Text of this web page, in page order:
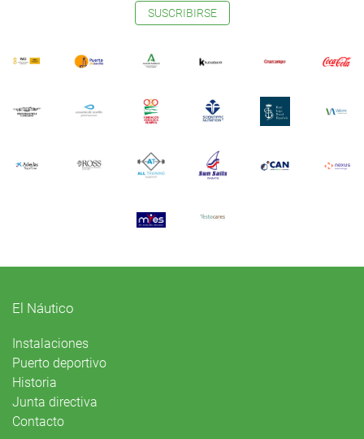
SUSCRIBIRSE
El Náutico
Instalaciones
Puerto deportivo
Historia
Junta directiva
Contacto